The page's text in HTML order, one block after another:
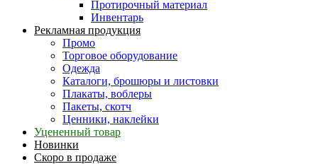
Протирочный материал
Инвентарь
Рекламная продукция
Промо
Торговое оборудование
Одежда
Каталоги, брошюры и листовки
Плакаты, воблеры
Пакеты, скотч
Ценники, наклейки
Уцененный товар
Новинки
Скоро в продаже